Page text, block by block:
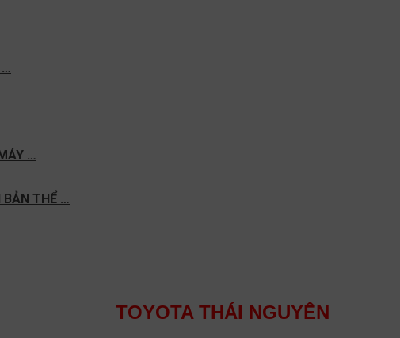
…
…
BẢN THỂ …
TOYOTA THÁI NGUYÊN